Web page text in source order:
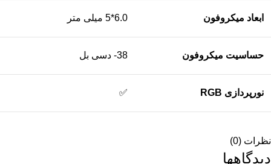
ابعاد میکروفون 6.0*5 میلی متر
حساسیت میکروفون 38- دسی بل
نورپردازی ✅
نظرات (0)
دیدگاهها